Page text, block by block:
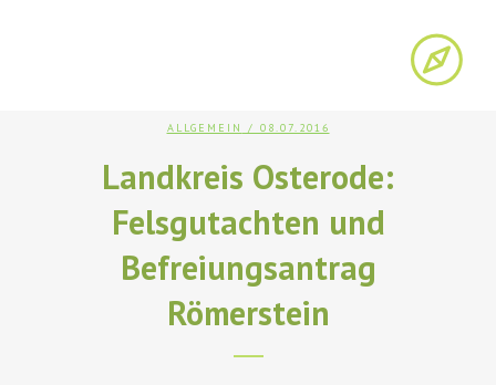
ALLGEMEIN / 08.07.2016
Landkreis Osterode:
Felsgutachten und
Befreiungsantrag
Römerstein